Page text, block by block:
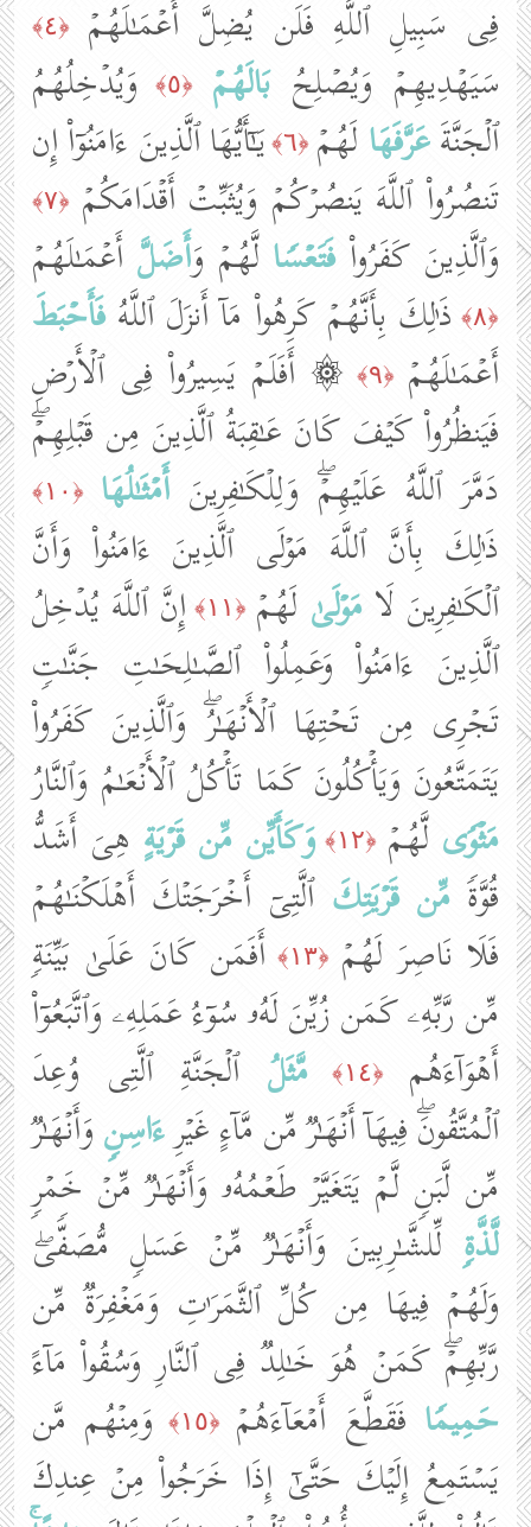
فِی سَبِیلِ ٱللَّهِ فَلَن یُضِلَّ أَعۡمَـٰلَهُمۡ
﴿٤﴾
سَیَهۡدِیهِمۡ وَیُصۡلِحُبَالَهُمۡ ﴿٥﴾
وَیُدۡخِلُهُمُ
ٱلۡجَنَّةَعَرَّفَهَا لَهُمۡ ﴿٦﴾
یَـٰۤأَیُّهَا ٱلَّذِینَ ءَامَنُوۤا۟ إِن
تَنصُرُوا۟ ٱللَّهَ یَنصُرۡكُمۡ وَیُثَبِّتۡ أَقۡدَامَكُمۡ ﴿٧﴾
وَٱلَّذِینَ كَفَرُوا۟فَتَعۡسࣰا لَّهُمۡ وَأَضَلَّ أَعۡمَـٰلَهُمۡ
﴿٨﴾ ذَ ٰ⁠لِكَ بِأَنَّهُمۡ كَرِهُوا۟ مَاۤ أَنزَلَ ٱللَّهُفَأَحۡبَطَ
أَعۡمَـٰلَهُمۡ ﴿٩﴾
۞ أَفَلَمۡ یَسِیرُوا۟ فِی ٱلۡأَرۡضِ
فَیَنظُرُوا۟ كَیۡفَ كَانَ عَـٰقِبَةُ ٱلَّذِینَ مِن قَبۡلِهِمۡۖ
دَمَّرَ ٱللَّهُ عَلَیۡهِمۡۖ وَلِلۡكَـٰفِرِینَ أَمۡثَـٰلُهَا ﴿١٠﴾
ذَ ٰ⁠لِكَ بِأَنَّ ٱللَّهَ مَوۡلَى ٱلَّذِینَ ءَامَنُوا۟ وَأَنَّ
ٱلۡكَـٰفِرِینَ لَا مَوۡلَىٰ لَهُمۡ ﴿١١﴾
إِنَّ ٱللَّهَ یُدۡخِلُ
ٱلَّذِینَ ءَامَنُوا۟ وَعَمِلُوا۟ ٱلصَّـٰلِحَـٰتِ جَنَّـٰتࣲ
تَجۡرِی مِن تَحۡتِهَا ٱلۡأَنۡهَـٰرُۖ وَٱلَّذِینَ كَفَرُوا۟
یَتَمَتَّعُونَ وَیَأۡكُلُونَ كَمَا تَأۡكُلُ ٱلۡأَنۡعَـٰمُ وَٱلنَّارُ
مَثۡوࣰى لَّهُمۡ ﴿١٢﴾ وَكَأَیِّن مِّن قَرۡیَةٍ هِیَ أَشَدُّ
قُوَّةࣰمِّن قَرۡیَتِكَ ٱلَّتِیۤ أَخۡرَجَتۡكَ أَهۡلَكۡنَـٰهُمۡ
فَلَا نَاصِرَ لَهُمۡ ﴿١٣﴾
أَفَمَن كَانَ عَلَىٰ بَیِّنَةࣲ
مِّن رَّبِّهِۦ كَمَن زُیِّنَ لَهُۥ سُوۤءُ عَمَلِهِۦ وَٱتَّبَعُوۤا۟
أَهۡوَاۤءَهُم
﴿١٤﴾ مَّثَلُ ٱلۡجَنَّةِ ٱلَّتِی وُعِدَ
ٱلۡمُتَّقُونَۖ فِیهَاۤ أَنۡهَـٰرࣱ مِّن مَّاۤءٍ غَیۡرِءَاسِنࣲ وَأَنۡهَـٰرࣱ
مِّن لَّبَنࣲ لَّمۡ یَتَغَیَّرۡ طَعۡمُهُۥ وَأَنۡهَـٰرࣱ مِّنۡ خَمۡرࣲ
لَّذَّةࣲلِّلشَّـٰرِبِینَ وَأَنۡهَـٰرࣱ مِّنۡ عَسَلࣲ مُّصَفࣰّىۖ
وَلَهُمۡ فِیهَا مِن كُلِّ ٱلثَّمَرَ ٰ⁠تِ وَمَغۡفِرَةࣱ مِّن
رَّبِّهِمۡۖ كَمَنۡ هُوَ خَـٰلِدࣱ فِی ٱلنَّارِ وَسُقُوا۟ مَاۤءً
حَمِیمࣰا فَقَطَّعَ أَمۡعَاۤءَهُمۡ ﴿١٥﴾
وَمِنۡهُم مَّن
یَسۡتَمِعُ إِلَیۡكَ حَتَّىٰۤ إِذَا خَرَجُوا۟ مِنۡ عِندِكَ